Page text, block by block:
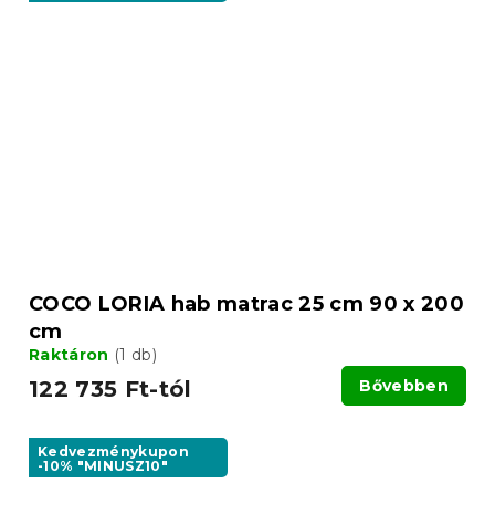
COCO LORIA hab matrac 25 cm 90 x 200
cm
Raktáron (1 db)
122 735 Ft-tól Bővebben
Kedvezménykupon
-10% "MINUSZ10"